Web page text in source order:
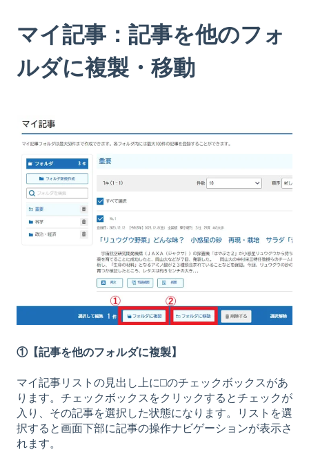
マイ記事：記事を他のフォ
ルダに複製・移動
①【記事を他のフォルダに複製】
マイ記事リストの見出し上に□のチェックボックスがあ
ります。チェックボックスをクリックするとチェックが
入り、その記事を選択した状態になります。リストを選
択すると画面下部に記事の操作ナビゲーションが表示さ
れます。